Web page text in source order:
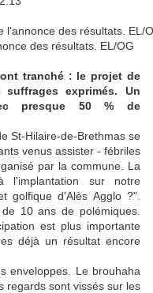
des résultats. EL/OG
tranché : le projet de
exprimés. Un
presque 50 % de
St-Hilaire-de-Brethmas se
venus assister - fébriles
par la commune. La
l'implantation sur notre
golfique d'Alès Agglo ?".
10 ans de polémiques.
est plus importante
déjà un résultat encore
enveloppes. Le brouhaha
regards sont vissés sur les